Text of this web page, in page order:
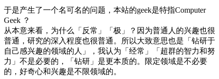
于是产生了一个名可名的问题，本站的geek是特指Computer
Geek ？
从本意来看，为什么「反常」「极」？因为普通人的兴趣也很
普通，研究的深入程度也很普通。所以大致意思也是「钻研于
自己感兴趣的领域的人」，我认为「经常」「超群的智力和努
力」不是必要的，「钻研」是更本质的。限定领域是不必要
的，好奇心和兴趣是不限领域的。